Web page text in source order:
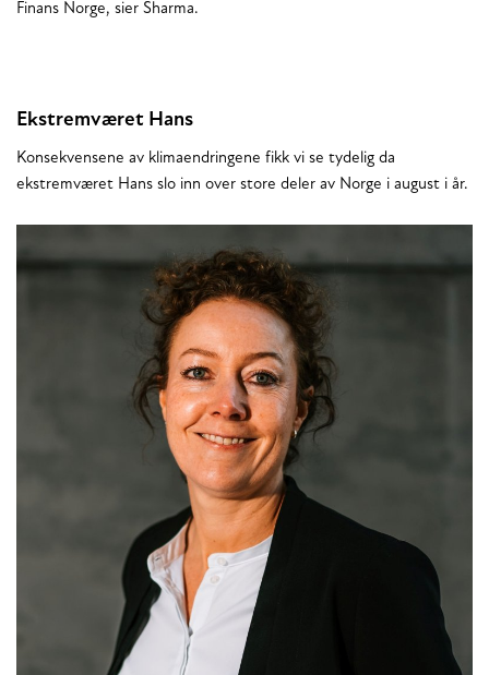
Finans Norge, sier Sharma.
Ekstremværet Hans
Konsekvensene av klimaendringene fikk vi se tydelig da
ekstremværet Hans slo inn over store deler av Norge i august i år.